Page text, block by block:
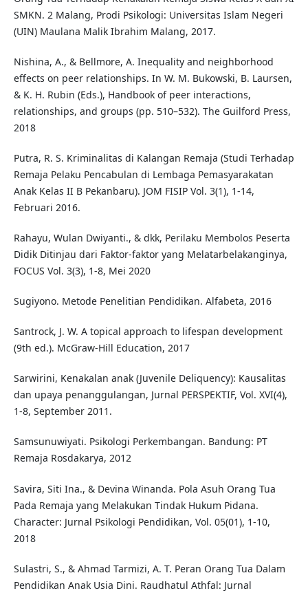
SMKN. 2 Malang, Prodi Psikologi: Universitas Islam Negeri
(UIN) Maulana Malik Ibrahim Malang, 2017.
Nishina, A., & Bellmore, A. Inequality and neighborhood
effects on peer relationships. In W. M. Bukowski, B. Laursen,
& K. H. Rubin (Eds.), Handbook of peer interactions,
relationships, and groups (pp. 510–532). The Guilford Press,
2018
Putra, R. S. Kriminalitas di Kalangan Remaja (Studi Terhadap
Remaja Pelaku Pencabulan di Lembaga Pemasyarakatan
Anak Kelas II B Pekanbaru). JOM FISIP Vol. 3(1), 1-14,
Februari 2016.
Rahayu, Wulan Dwiyanti., & dkk, Perilaku Membolos Peserta
Didik Ditinjau dari Faktor-faktor yang Melatarbelakanginya,
FOCUS Vol. 3(3), 1-8, Mei 2020
Sugiyono. Metode Penelitian Pendidikan. Alfabeta, 2016
Santrock, J. W. A topical approach to lifespan development
(9th ed.). McGraw-Hill Education, 2017
Sarwirini, Kenakalan anak (Juvenile Deliquency): Kausalitas
dan upaya penanggulangan, Jurnal PERSPEKTIF, Vol. XVI(4),
1-8, September 2011.
Samsunuwiyati. Psikologi Perkembangan. Bandung: PT
Remaja Rosdakarya, 2012
Savira, Siti Ina., & Devina Winanda. Pola Asuh Orang Tua
Pada Remaja yang Melakukan Tindak Hukum Pidana.
Character: Jurnal Psikologi Pendidikan, Vol. 05(01), 1-10,
2018
Sulastri, S., & Ahmad Tarmizi, A. T. Peran Orang Tua Dalam
Pendidikan Anak Usia Dini. Raudhatul Athfal: Jurnal